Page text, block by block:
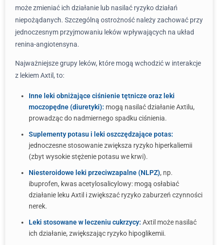
może zmieniać ich działanie lub nasilać ryzyko działań
niepożądanych. Szczególną ostrożność należy zachować przy
jednoczesnym przyjmowaniu leków wpływających na układ
renina-angiotensyna.
Najważniejsze grupy leków, które mogą wchodzić w interakcje
z lekiem Axtil, to:
Inne leki obniżające ciśnienie tętnicze oraz leki
moczopędne (diuretyki): mogą nasilać działanie Axtilu,
prowadząc do nadmiernego spadku ciśnienia.
Suplementy potasu i leki oszczędzające potas:
jednoczesne stosowanie zwiększa ryzyko hiperkaliemii
(zbyt wysokie stężenie potasu we krwi).
Niesteroidowe leki przeciwzapalne (NLPZ), np.
ibuprofen, kwas acetylosalicylowy: mogą osłabiać
działanie leku Axtil i zwiększać ryzyko zaburzeń czynności
nerek.
Leki stosowane w leczeniu cukrzycy: Axtil może nasilać
ich działanie, zwiększając ryzyko hipoglikemii.